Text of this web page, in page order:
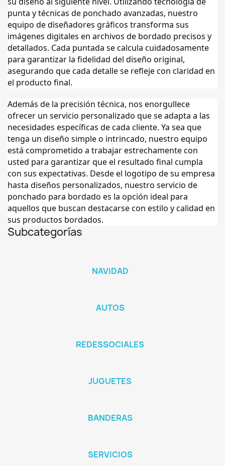
punta y técnicas de ponchado avanzadas, nuestro
equipo de diseñadores gráficos transforma sus
imágenes digitales en archivos de bordado precisos y
detallados. Cada puntada se calcula cuidadosamente
para garantizar la fidelidad del diseño original,
asegurando que cada detalle se refleje con claridad en
el producto final.
Además de la precisión técnica, nos enorgullece
ofrecer un servicio personalizado que se adapta a las
necesidades específicas de cada cliente. Ya sea que
tenga un diseño simple o intrincado, nuestro equipo
está comprometido a trabajar estrechamente con
usted para garantizar que el resultado final cumpla
con sus expectativas. Desde el logotipo de su empresa
hasta diseños personalizados, nuestro servicio de
ponchado para bordado es la opción ideal para
aquellos que buscan destacarse con estilo y calidad en
sus productos bordados.
Subcategorías
NAVIDAD
AUTOS
REDESSOCIALES
JUGUETES
BANDERAS
SERVICIOS